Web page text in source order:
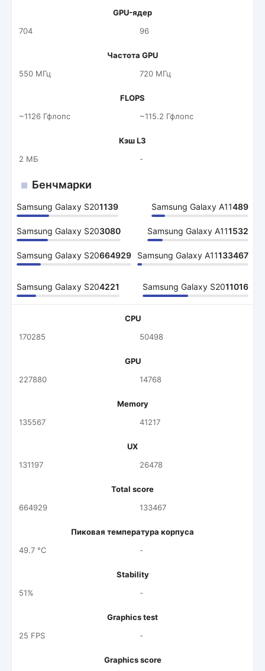
GPU-ядер
704
96
Частота GPU
550 МГц
720 МГц
FLOPS
~1126 Гфлопс
~115.2 Гфлопс
Кэш L3
2 МБ
-
Бенчмарки
Samsung Galaxy S201139 Samsung Galaxy A11489
Samsung Galaxy S203080 Samsung Galaxy A111532
Samsung Galaxy S20664929 Samsung Galaxy A11133467
Samsung Galaxy S204221 Samsung Galaxy S2011016
CPU
170285
50498
GPU
227880
14768
Memory
135567
41217
UX
131197
26478
Total score
664929
133467
Пиковая температура корпуса
49.7 °C
-
Stability
51%
-
Graphics test
25 FPS
-
Graphics score